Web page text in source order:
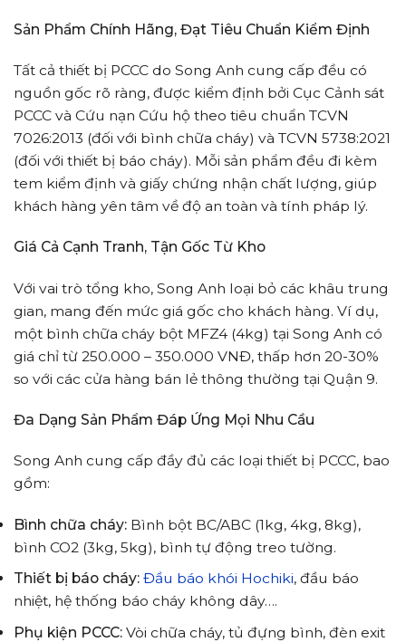
Sản Phẩm Chính Hãng, Đạt Tiêu Chuẩn Kiểm Định
Tất cả thiết bị PCCC do Song Anh cung cấp đều có
nguồn gốc rõ ràng, được kiểm định bởi Cục Cảnh sát
PCCC và Cứu nạn Cứu hộ theo tiêu chuẩn TCVN
7026:2013 (đối với bình chữa cháy) và TCVN 5738:2021
(đối với thiết bị báo cháy). Mỗi sản phẩm đều đi kèm
tem kiểm định và giấy chứng nhận chất lượng, giúp
khách hàng yên tâm về độ an toàn và tính pháp lý.
Giá Cả Cạnh Tranh, Tận Gốc Từ Kho
Với vai trò tổng kho, Song Anh loại bỏ các khâu trung
gian, mang đến mức giá gốc cho khách hàng. Ví dụ,
một bình chữa cháy bột MFZ4 (4kg) tại Song Anh có
giá chỉ từ 250.000 – 350.000 VNĐ, thấp hơn 20-30%
so với các cửa hàng bán lẻ thông thường tại Quận 9.
Đa Dạng Sản Phẩm Đáp Ứng Mọi Nhu Cầu
Song Anh cung cấp đầy đủ các loại thiết bị PCCC, bao
gồm:
Bình chữa cháy: Bình bột BC/ABC (1kg, 4kg, 8kg),
bình CO2 (3kg, 5kg), bình tự động treo tường.
Thiết bị báo cháy: Đầu báo khói Hochiki, đầu báo
nhiệt, hệ thống báo cháy không dây….
Phụ kiện PCCC: Vòi chữa cháy, tủ đựng bình, đèn exit